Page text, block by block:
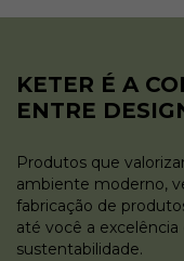
KETER É A
ENTRE
Produtos que
ambiente moderno,
fabricação de
até você a
sustentabilidade.